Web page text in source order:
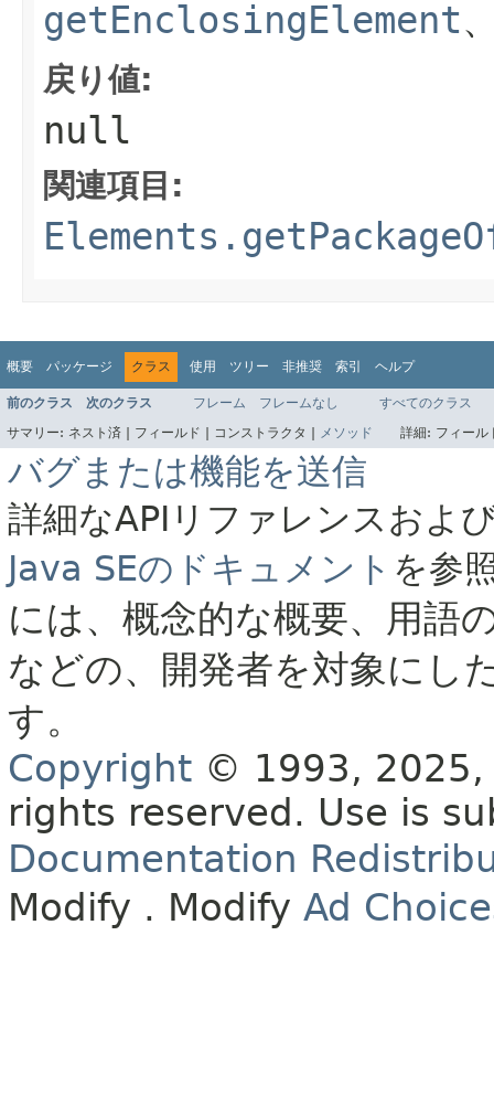
getEnclosingElement
戻り値:
null
関連項目:
概要 パッケージ クラス 使用 ツリー 非推奨 索引 ヘルプ
前のクラス 次のクラス フレーム フレームなし
すべてのクラス
サマリー: ネスト済 | フィールド | コンストラクタ | メソッド 詳細: フィー
バグまたは機能を送信
詳細なAPIリファレンスおよ
Java SEのドキュメント を参
には、概念的な概要、用語
などの、開発者を対象にし
す。
Copyright © 1993,
rights reserved. Use is
Documentation
Modify . Modify Ad